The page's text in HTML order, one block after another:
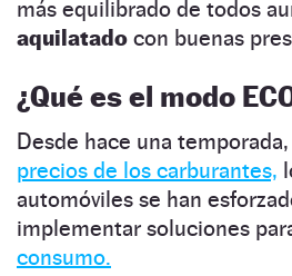
más equilibrado de todos
aquilatado con buenas
¿Qué es el modo
Desde hace una
precios de los carburantes,
automóviles se han
implementar soluciones
consumo.